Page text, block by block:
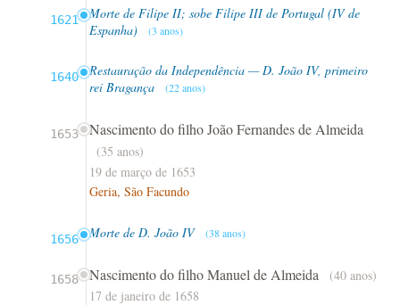
1621
Morte de Filipe II; sobe Filipe III de Portugal (IV de
Espanha)
(3 anos)
1640
Restauração da Independência — D. João IV, primeiro
rei Bragança
(22 anos)
1653 Nascimento do filho João Fernandes de Almeida
(35 anos)
19 de março de 1653
Geria, São Facundo
1656 Morte de D. João IV (38 anos)
1658 Nascimento do filho Manuel de Almeida
(40 anos)
17 de janeiro de 1658